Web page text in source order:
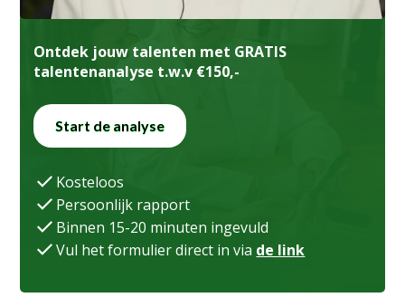
Ontdek jouw talenten met GRATIS
talentenanalyse t.w.v €150,-
Start de analyse
Kosteloos
Persoonlijk rapport
Binnen 15-20 minuten ingevuld
Vul het formulier direct in via de link